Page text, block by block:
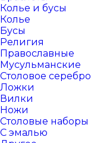
Колье и бусы
Колье
Бусы
Религия
Православные
Мусульманские
Столовое серебро
Ложки
Вилки
Ножи
Столовые наборы
С эмалью